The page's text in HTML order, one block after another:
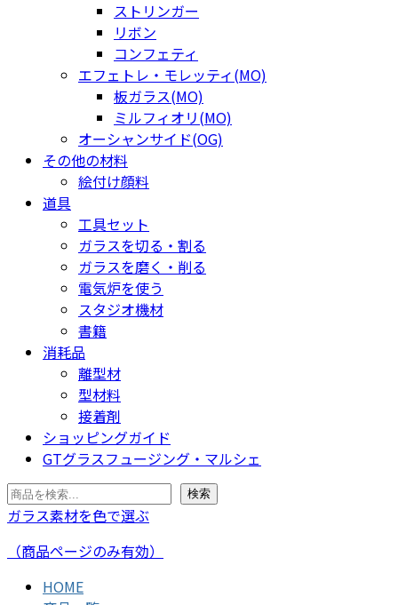
ストリンガー
リボン
コンフェティ
エフェトレ・モレッティ(MO)
板ガラス(MO)
ミルフィオリ(MO)
オーシャンサイド(OG)
その他の材料
絵付け顔料
道具
工具セット
ガラスを切る・割る
ガラスを磨く・削る
電気炉を使う
スタジオ機材
書籍
消耗品
離型材
型材料
接着剤
ショッピングガイド
GTグラスフュージング・マルシェ
検
索
検索
ガラス素材を色で選ぶ
（商品ページのみ有効）
HOME